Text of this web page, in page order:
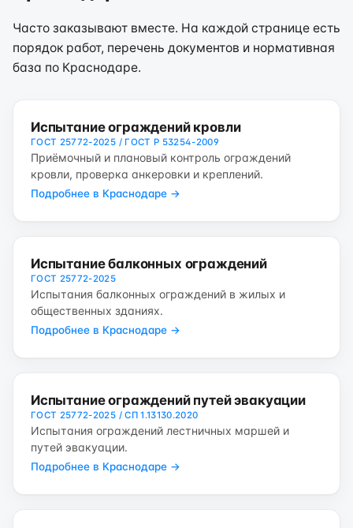
Часто заказывают вместе. На каждой странице есть
порядок работ, перечень документов и нормативная
база по Краснодаре.
Испытание ограждений кровли
ГОСТ 25772-2025 / ГОСТ Р 53254-2009
Приёмочный и плановый контроль ограждений
кровли, проверка анкеровки и креплений.
Подробнее в Краснодаре →
Испытание балконных ограждений
ГОСТ 25772-2025
Испытания балконных ограждений в жилых и
общественных зданиях.
Подробнее в Краснодаре →
Испытание ограждений путей эвакуации
ГОСТ 25772-2025 / СП 1.13130.2020
Испытания ограждений лестничных маршей и
путей эвакуации.
Подробнее в Краснодаре →